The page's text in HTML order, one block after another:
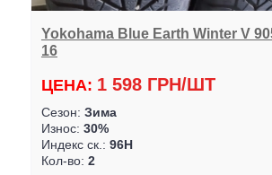
Yokohama Blue Earth Winter V
16
ЦЕНА: 1 598 ГРН/ШТ
Сезон: Зима
Износ: 30%
Индекс ск.: 96H
Кол-во: 2